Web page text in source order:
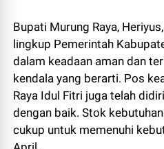
Bupati Murung Raya,
lingkup Pemerintah
dalam keadaan aman dan
kendala yang berarti. Pos
Raya Idul Fitri juga telah
dengan baik. Stok
cukup untuk memenuhi